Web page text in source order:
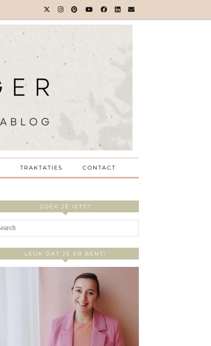
TRAKTATIES CONTACT
ZOEK JE IETS?
LEUK DAT JE ER BENT!